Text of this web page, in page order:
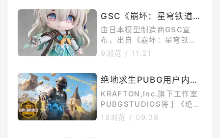
为庆祝游戏迎来半周年，官
方自8月5日起推出一系列庆
祝企划，帮助玩家大幅强化
队伍战力。免费100连转蛋
活动期间内，玩家每天可获
耀之花」主题造型立体化。
由VKEND推出的1/4比例涂
装完成品模型，再现了角色
的经典姿态。商品包含本
体、替换用表情零件及专用
品比例为1/4，全高约380m
m（含台座）。商品资讯作
品名称：胜利女神：妮姬产
GSC《崩坏：星穹铁道》
黏土人流萤模型 预定20
27年4月贩售
由日本模型制造商GSC宣
布，出自《崩坏：星穹铁
道》「流萤」的黏土人模
3日；商品发售日期预定于2
027年4月贩售。◆飞萤扑
火，向死而生。出自智慧型
手游《崩坏：星穹铁道》，
「流萤」化身为黏土人登
9浏览 / 11:21
绝地求生PUBG用户内容
平台「蓝圈实验室」将登
场官方推出总奖金95,00
0美金模组创作大赛
KRAFTON,Inc.旗下工作室
PUBGSTUDIOS将于《绝地
求生》中推出「PUBG：蓝
18浏览 / 09:38